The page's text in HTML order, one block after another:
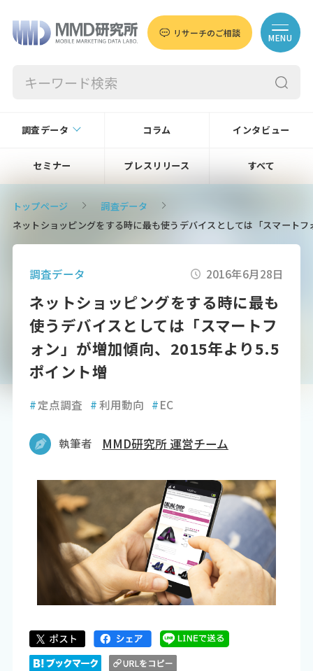
リサーチのご相談 MENU
調査データ コラム インタビュー
セミナー プレスリリース すべて
トップページ
調査データ
ネットショッピングをする時に最も使うデバイスとしては「スマート
調査データ 2016年6月28日
ネットショッピングをする時に最も
使うデバイスとしては「スマートフ
ォン」が増加傾向、2015年より5.5
ポイント増
#定点調査 #利用動向 #EC
執筆者 MMD研究所 運営チーム